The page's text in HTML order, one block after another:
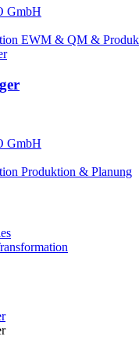
GmbH
EWM & QM &
GmbH
Produktion & Planung